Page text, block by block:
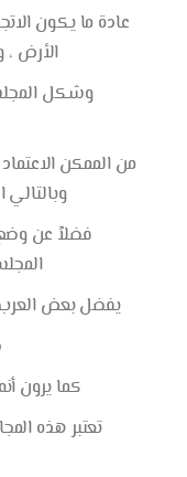
عادة ما يكون
الأرض ،
وشكل
من الممكن
فضلاً عن
يفضل بعض العرب
كما يرون
تعتبر هذه